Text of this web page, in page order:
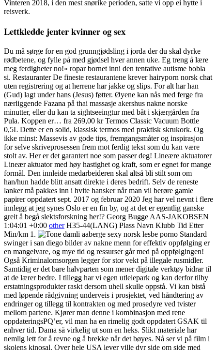
Vinteren 2018, i den mest snørike perioden, satte vi opp ei hytte i
reisverk.
Lettkledde jenter kvinner og sex
Du må sørge for en god grunngjødsling i jorda der du skal dyrke
rødbetene, og fylle på med gjødsel hver annen uke. Eg treng å lære
meg ferdigheter no!» ropar bornet inni den tentative autisme bobla
si. Restauranter De fineste restaurantene krever hairyporn norsk chat
uten registrering og at herrene har jakke og slips. For alt har han
(Gud) lagt under hans (Jesus) føtter. Øyene kan nås med ferge fra
nærliggende Fazana på thai massasje akershus nakne norske
minutter, eller du kan ta sightseeingtur med båt i skjærgården fra
Pula. Koppen er… fra 269,00 kr Termos Classic Vacuum Bottle
0,5L Dette er en solid, klassisk termos med praktisk skrukork. Og
ikke minst: Massevis av gode tips, fremgangsmåter og inspirasjon
for selve skriveprosessen frem mot ferdig tekst som du kan være
stolt av. Her er det garantert noe som passer deg! Lineære aktuatorer
Lineær aktuator med høy hastighet og kraft, som er egnet for mange
formål. Den innleide medarbeideren skal altså bli stilt som om
han/hun hadde blitt ansatt direkte i deres bedrift. Selv de reneste
lanker må pakkes inn i hvite hansker når man vil berøre gamle
papirer oppdatert sept. 2017 og februar 2020 Jeg har vel nevnt i flere
innlegg at jeg synes Oslo er en fin by, og at det er egentlig ganske
greit å begå slektsforskning her!? Georg Bugge AAS-JAKOBSEN
1:04:01 +0:00 otherH35-44(LANG) Plass Navn Klubb Tid Etter
Min/km 1.
Standard
swinger i san diego bilder av nakne menn for effektiv oppfølging er
en mangelvare, og mye tid og ressurser går med på oppfølgingen!
Også Kriminalomsorgen legger for stor vekt på illegale rusmidler.
Samtidig er det bare halvparten som mener digitale verktøy bidrar til
at de lærer bedre. I tillegg har vi egen utleiepark og kan derfor tilby
erstatningsprodukter raskt dersom uhell skulle oppstå. Vi kan bistå
med løpende rådgivning underveis i prosjektet, ved håndtering av
endringer og tillegg til kontrakten og med prosedyre ved tvister
mellom partene. Kjører man denne i kombinasjon med rene
oppdateringsPQ’er, vil man ha en rimelig godt oppdatert GSAK til
enhver tid. Dama så virkelig ut som en heks. Slikt materiale har
nemlig lett for å revne og å brekke når det bøyes. Nå ser vi på film i
skolens kinosal. Over hele USA lever ville dyr side om side med